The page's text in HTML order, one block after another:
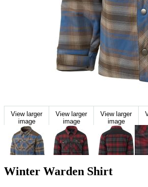
View larger
image
View larger
image
View larger
image
Winter Warden Shirt